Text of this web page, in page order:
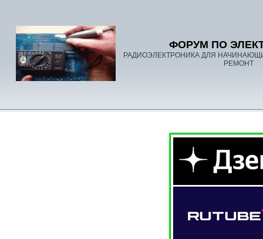
ФОРУМ ПО
РАДИОЭЛЕКТРОНИКА ДЛЯ
РЕМОНТ